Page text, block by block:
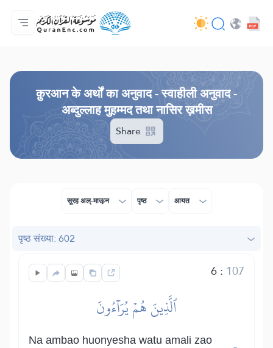
मुख्य
अनुवादों की सूची
Audio
अपडेट करने वालों की सेवाएँ - API
परियोजना के बारे में
हमसे सम्पर्क करें
भाषा
क़ुरआन के अर्थों का अनुवाद - स्वाहीली अनुवाद -
अब्दुल्लाह मुहम्मद तथा नासिर ख़मीस
Share
सूरह अल्-माऊ़न पृष्ठ आयत
पृष्ठ संख्या: 602
6: 107
ٱلَّذِينَ هُمۡ يُرَآءُونَ
Na ambao huonyesha watu amali zao